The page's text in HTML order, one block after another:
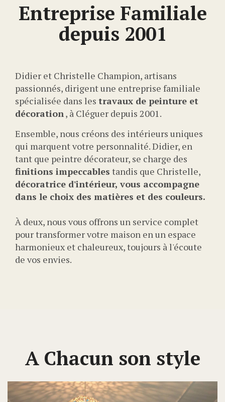
Entreprise Familiale
depuis 2001
Didier et Christelle Champion, artisans
passionnés, dirigent une entreprise familiale
spécialisée dans les travaux de peinture et
décoration, à Cléguer depuis 2001.
Ensemble, nous créons des intérieurs uniques
qui marquent votre personnalité. Didier, en
tant que peintre décorateur, se charge des
finitions impeccables tandis que Christelle,
décoratrice d'intérieur, vous accompagne
dans le choix des matières et des couleurs.
À deux, nous vous offrons un service complet
pour transformer votre maison en un espace
harmonieux et chaleureux, toujours à l'écoute
de vos envies.
A Chacun son style
Précédent